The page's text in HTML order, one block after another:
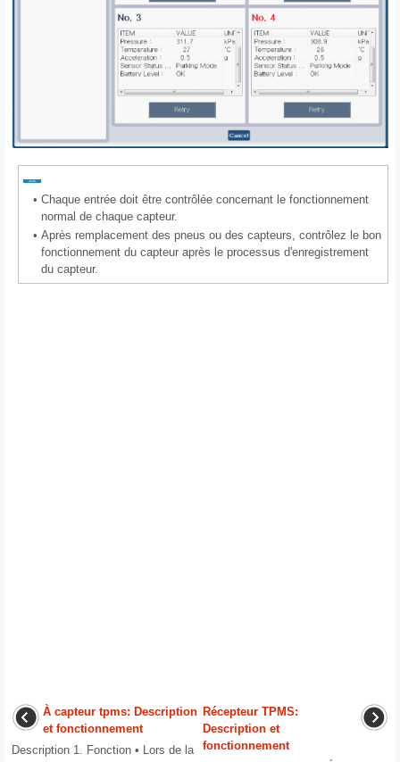
• Chaque entrée doit être contrôlée concernant le fonctionnement
normal de chaque capteur.
• Après remplacement des pneus ou des capteurs, contrôlez le bon
fonctionnement du capteur après le processus d'enregistrement
du capteur.
À capteur tpms: Description
et fonctionnement
Description 1. Fonction • Lors de la
Récepteur TPMS:
Description et
fonctionnement